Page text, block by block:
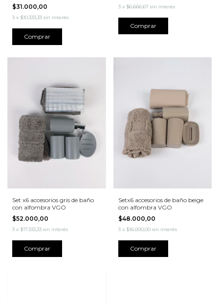
$31.000,00
3 x $10.333,33 sin interés
Comprar
3 x $6.666,67 sin interés
Set x6 accesorios gris de baño
con alfombra VGO
$52.000,00
3 x $17.333,33 sin interés
Setx6 accesorios de baño beige
con alfombra VGO
$48.000,00
3 x $16.000,00 sin interés